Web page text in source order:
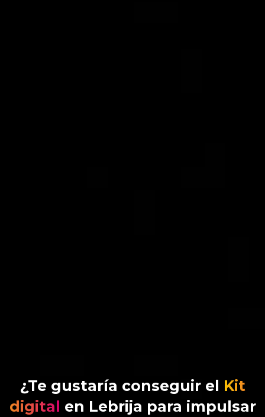
¿Te gustaría conseguir el Kit
digital en Lebrija para impulsar